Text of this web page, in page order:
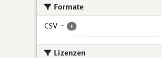
Formate
CSV - 1
Lizenzen